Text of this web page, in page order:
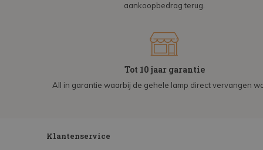
aankoopbedrag terug.
Tot 10 jaar garantie
All in garantie waarbij de gehele lamp direct vervangen
Klantenservice